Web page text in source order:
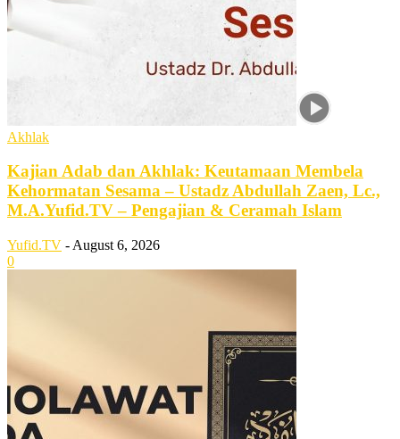
Akhlak
Kajian Adab dan Akhlak: Keutamaan Membela
Kehormatan Sesama – Ustadz Abdullah Zaen, Lc.,
M.A.Yufid.TV – Pengajian & Ceramah Islam
Yufid.TV - August 6, 2026
0